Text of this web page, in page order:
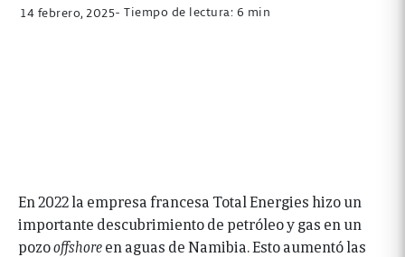
14 febrero, 2025- Tiempo de lectura: 6 min
En 2022 la empresa francesa Total Energies hizo un
importante descubrimiento de petróleo y gas en un
pozooffshoreen aguas de Namibia. Esto aumentó las